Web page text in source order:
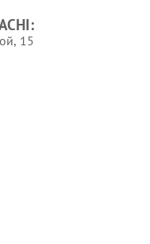
15